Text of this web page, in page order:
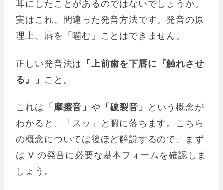
耳にしたことがあるのではないでしょうか。
実はこれ、間違った発音方法です。発音の原
理上、唇を「噛む」ことはできません。
正しい発音法は 「上前歯を下唇に『触れさせ
る』」 こと。
これは 「摩擦音」や 「破裂音」 という概念が
わかると、「スッ」と腑に落ちます。こちら
の概念については後ほど解説するので、まず
は V の発音に必要な基本フォームを確認しま
しょう。